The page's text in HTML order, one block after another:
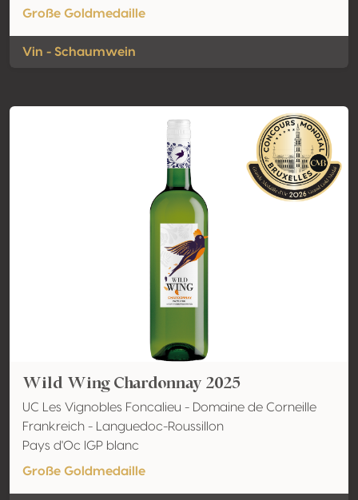
Große Goldmedaille
Vin - Schaumwein
Wild Wing Chardonnay 2025
UC Les Vignobles Foncalieu - Domaine de Corneille
Frankreich - Languedoc-Roussillon
Pays d'Oc IGP blanc
Große Goldmedaille